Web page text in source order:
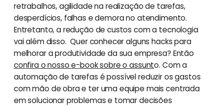
retrabalhos, agilidade na realização de tarefas,
desperdícios, falhas e demora no atendimento.
Entretanto, a redução de custos com a tecnologia
vai além disso. Quer conhecer alguns hacks para
melhorar a produtividade da sua empresa? Então
confira o nosso e-book sobre o assunto. Com a
automação de tarefas é possível reduzir os gastos
com mão de obra e ter uma equipe mais centrada
em solucionar problemas e tomar decisões